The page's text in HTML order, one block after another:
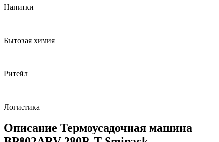
Напитки
Бытовая химия
Ритейл
Логистика
Описание Термоусадочная машина